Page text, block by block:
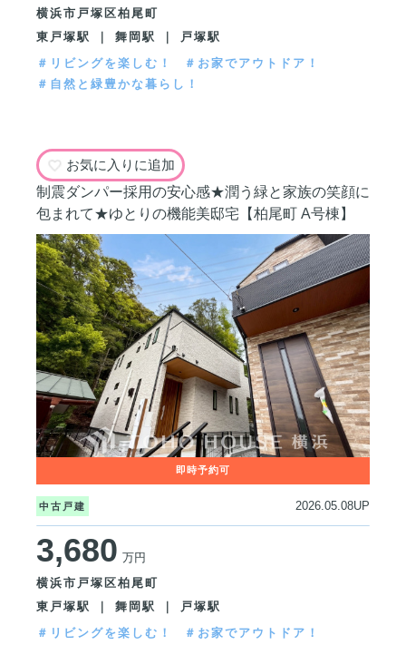
横浜市戸塚区柏尾町
東戸塚駅 ｜ 舞岡駅 ｜ 戸塚駅
＃リビングを楽しむ！
＃お家でアウトドア！
＃自然と緑豊かな暮らし！
お気に入りに追加
制震ダンパー採用の安心感★潤う緑と家族の笑顔に
包まれて★ゆとりの機能美邸宅【柏尾町 A号棟】
中古戸建 2026.05.08UP
3,680 万円
横浜市戸塚区柏尾町
東戸塚駅 ｜ 舞岡駅 ｜ 戸塚駅
＃リビングを楽しむ！
＃お家でアウトドア！